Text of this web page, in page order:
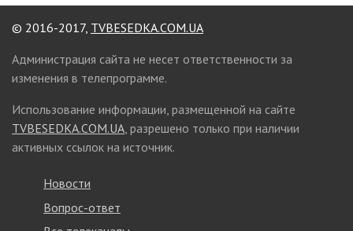
© 2016-2017, TVBESEDKA.COM.UA
Администрация сайта не несет ответственности за
изменения в телепрограмме.
Использование информации, размещенной на сайте
TVBESEDKA.COM.UA , разрешено только при наличии
активных ссылок на источник.
Новости
Вопрос-ответ